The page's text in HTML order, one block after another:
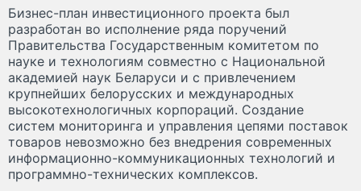
Бизнес-план инвестиционного проекта был
разработан во исполнение ряда поручений
Правительства Государственным комитетом по
науке и технологиям совместно с Национальной
академией наук Беларуси и с привлечением
крупнейших белорусских и международных
высокотехнологичных корпораций. Создание
систем мониторинга и управления цепями поставок
товаров невозможно без внедрения современных
информационно-коммуникационных технологий и
программно-технических комплексов.